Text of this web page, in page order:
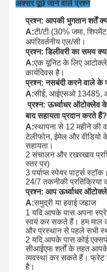
अक्सर पूछे जाने वाले प्रश्न
प्रश्न: आपकी भुगतान शर्तें
A:टी/टी (30% जमा,
अपरिवर्तनीय एल/सी।
प्रश्न: डिलीवरी का समय
A:एक यूनिट के लिए
कार्यदिवस है।
प्रश्न: नसबंदी करने वाले के
A:सीई, आईएसओ 13485,
प्रश्न: ऊर्ध्वाधर ऑटोक्लेव
बाद सहायता प्रदान करते हैं?
A:स्थापना से 12 महीने की
टेलीफोन, ईमेल और वीडियो
सहायता।
2 संचालन और रखरखाव
स्तर पर)
3 पर्याप्त स्पेयर पार्ट्स स्टॉक।
24/7 तकनीकी प्रतिक्रिया
प्रश्न: आप ऊर्ध्वाधर
A:समुद्री या हवाई जहाज
1 यदि आपके पास अपना
स्वयं कर सकते हैं। हम माल
और प्रस्थान से पहले सभी
2 यदि आपके पास कोई
सीआईएफ शर्तों के तहत आपके
व्यवस्था कर सकते हैं। फ्रेट
है।